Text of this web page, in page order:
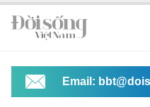
Email: